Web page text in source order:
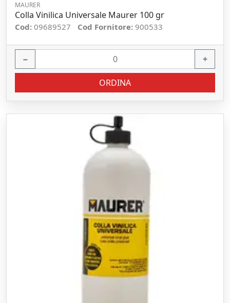
MAURER
Colla Vinilica Universale Maurer 100 gr
Cod: 09689527 Cod Fornitore: 900533
− +
ORDINA